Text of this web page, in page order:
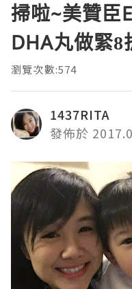
掃啦~美贊
DHA丸做緊8
瀏覽次數:574
1437RITA
發佈於